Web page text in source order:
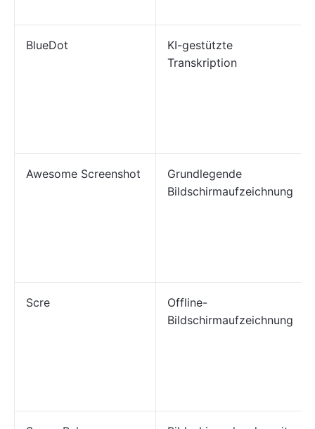
BlueDot
KI-gestützte
Transkription
Awesome Screenshot
Grundlegende
Bildschirmaufzeichnung
Scre
Offline-
Bildschirmaufzeichnung